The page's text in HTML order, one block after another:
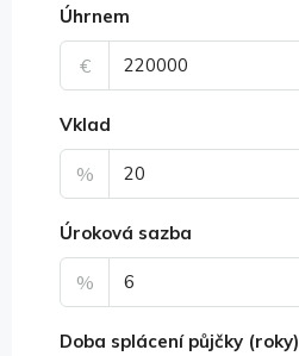
Úhrnem
€
Vklad
%
Úroková sazba
%
Doba splácení půjčky (roky)